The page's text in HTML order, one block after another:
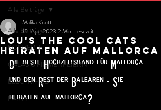
Alle Beiträge
KONZERTE
GALAS & FIRMENFEIERN
ELECTRIFIED
PARTY
Alle Beiträge
Lou's THE COOL CATS
HEIRATEN AUF MALLORCA
Malika Knott
15. Apr. 2023 2 Min. Lesezeit
Die beste Hochzeitsband für Mallorca
und den Rest der Balearen - Sie
heiraten auf mallorca?